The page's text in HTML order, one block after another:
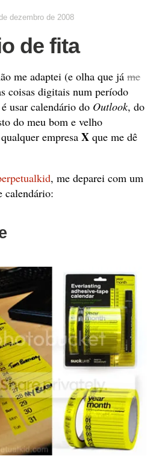
dezembro de 2008
de fita
me adaptei (e olha que já me
coisas digitais num período
usar calendário do Outlook, do
do meu bom e velho
empresa X que me dê
, me deparei com um
calendário: